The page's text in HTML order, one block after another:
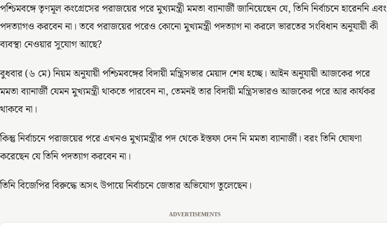
পশ্চিমবঙ্গে তৃণমূল কংগ্রেসের পরাজয়ের পরে মুখ্যমন্ত্রী মমতা ব্যানার্জী জানিয়েছেন যে, তিনি নির্বাচনে হারেননি এবং
পদত্যাগও করবেন না। তবে পরাজয়ের পরেও কোনো মুখ্যমন্ত্রী পদত্যাগ না করলে ভারতের সংবিধান অনুযায়ী কী
ব্যবস্থা নেওয়ার সুযোগ আছে?
বুধবার (৬ মে) নিয়ম অনুযায়ী পশ্চিমবঙ্গের বিদায়ী মন্ত্রিসভার মেয়াদ শেষ হচ্ছে। আইন অনুযায়ী আজকের পরে
মমতা ব্যানার্জী যেমন মুখ্যমন্ত্রী থাকতে পারবেন না, তেমনই তার বিদায়ী মন্ত্রিসভারও আজকের পরে আর কার্যকর
থাকবে না।
কিন্তু নির্বাচনে পরাজয়ের পরে এখনও মুখ্যমন্ত্রীর পদ থেকে ইস্তফা দেন নি মমতা ব্যানার্জী। বরং তিনি ঘোষণা
করেছেন যে তিনি পদত্যাগ করবেন না।
তিনি বিজেপির বিরুদ্ধে অসৎ উপায়ে নির্বাচনে জেতার অভিযোগ তুলেছেন।
ADVERTISEMENTS